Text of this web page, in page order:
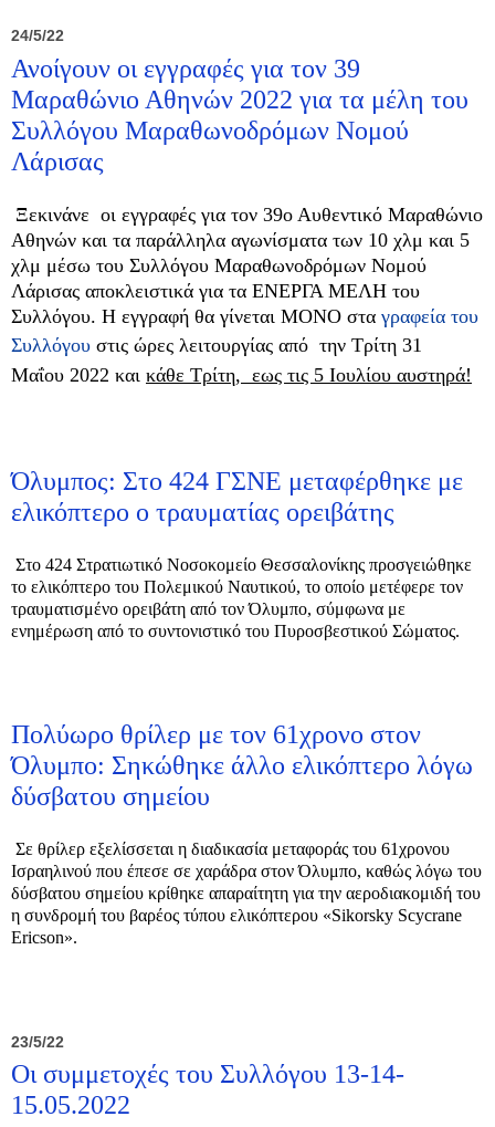
24/5/22
Ανοίγουν οι εγγραφές για τον 39
Μαραθώνιο Αθηνών 2022 για τα μέλη του
Συλλόγου Μαραθωνοδρόμων Νομού
Λάρισας
Ξεκινάνε οι εγγραφές για τον 39ο Αυθεντικό Μαραθώνιο
Αθηνών και τα παράλληλα αγωνίσματα των 10 χλμ και 5
χλμ μέσω του Συλλόγου Μαραθωνοδρόμων Νομού
Λάρισας αποκλειστικά για τα ΕΝΕΡΓΑ ΜΕΛΗ του
Συλλόγου. Η εγγραφή θα γίνεται ΜΟΝΟ στα γραφεία του
Συλλόγου στις ώρες λειτουργίας από την Τρίτη 31
Μαΐου 2022 και κάθε Τρίτη, εως τις 5 Ιουλίου αυστηρά!
Όλυμπος: Στο 424 ΓΣΝΕ μεταφέρθηκε με
ελικόπτερο ο τραυματίας ορειβάτης
Στο 424 Στρατιωτικό Νοσοκομείο Θεσσαλονίκης προσγειώθηκε
το ελικόπτερο του Πολεμικού Ναυτικού, το οποίο μετέφερε τον
τραυματισμένο ορειβάτη από τον Όλυμπο, σύμφωνα με
ενημέρωση από το συντονιστικό του Πυροσβεστικού Σώματος.
Πολύωρο θρίλερ με τον 61χρονο στον
Όλυμπο: Σηκώθηκε άλλο ελικόπτερο λόγω
δύσβατου σημείου
Σε θρίλερ εξελίσσεται η διαδικασία μεταφοράς του 61χρονου
Ισραηλινού που έπεσε σε χαράδρα στον Όλυμπο, καθώς λόγω του
δύσβατου σημείου κρίθηκε απαραίτητη για την αεροδιακομιδή του
η συνδρομή του βαρέος τύπου ελικόπτερου «Sikorsky Scycrane
Ericson».
23/5/22
Οι συμμετοχές του Συλλόγου 13-14-
15.05.2022